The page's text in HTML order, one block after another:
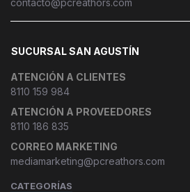
SUCURSAL SAN AGUSTÍN
ATENCIÓN A CLIENTES
8110 159 984
ATENCIÓN A PROVEEDORES
8110 186 835
CORREO MARKETING
mediamarketing@pcreathors.com
CATEGORÍAS